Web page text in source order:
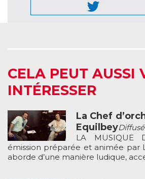
CELA PEUT AUSSI
INTÉRESSER
La Chef
Equilbey
LA MUSIQUE
émission préparée et animée par
aborde d’une manière ludique,